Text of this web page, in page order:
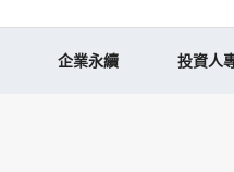
企業永續 投資人